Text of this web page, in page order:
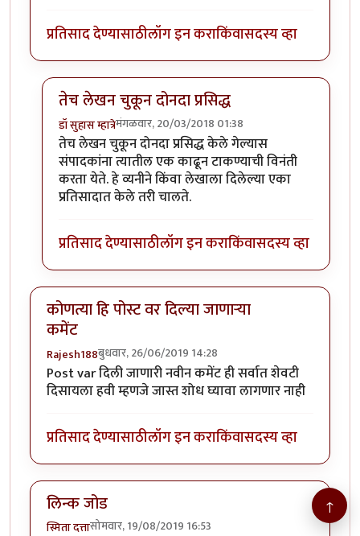
प्रतिसाद देण्यासाठीलॉग इन कराकिंवासदस्य व्हा
तेच लेखन चुकून दोनदा प्रसिद्ध
डॉ सुहास म्हात्रेमंगळवार, 20/03/2018 01:38
In reply toचुकून दोन वेळा लेखन पोस्टby
तेच लेखन चुकून दोनदा प्रसिद्ध केले गेल्यास
संपादकांना त्यातील एक काढून टाकण्याची विनंती
करता येते. हे व्यनीने किंवा लेखाला दिलेल्या एका
प्रतिसादात केले तरी चालते.
प्रतिसाद देण्यासाठीलॉग इन कराकिंवासदस्य व्हा
कोणत्या हि पोस्ट वर दिल्या जाणाऱ्या
कमेंट
Rajesh188बुधवार, 26/06/2019 14:28
Post var दिली जाणारी नवीन कमेंट ही सर्वात शेवटी
दिसायला हवी म्हणजे जास्त शोध घ्यावा लागणार नाही
प्रतिसाद देण्यासाठीलॉग इन कराकिंवासदस्य व्हा
लिन्क जोड
स्मिता दत्तासोमवार, 19/08/2019 16:53
↑